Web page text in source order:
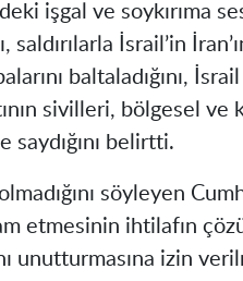
işgal ve soykırıma
saldırılarla İsrail’in
baltaladığını, İsrail
sivilleri, bölgesel ve
belirtti.
söyleyen
etmesinin ihtilafın
unutturmasına izin